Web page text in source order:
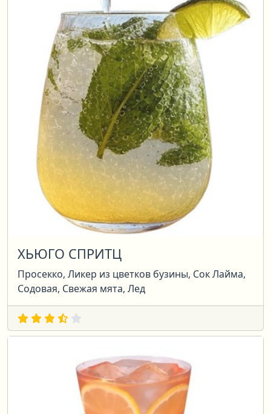
ХЬЮГО СПРИТЦ
Просекко, Ликер из цветков бузины, Сок Лайма,
Содовая, Свежая мята, Лед